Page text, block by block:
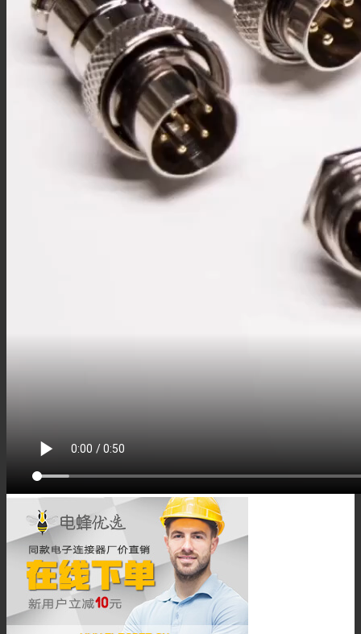
M23连接器
M23板端插座
车载连接器
Fakra连接器